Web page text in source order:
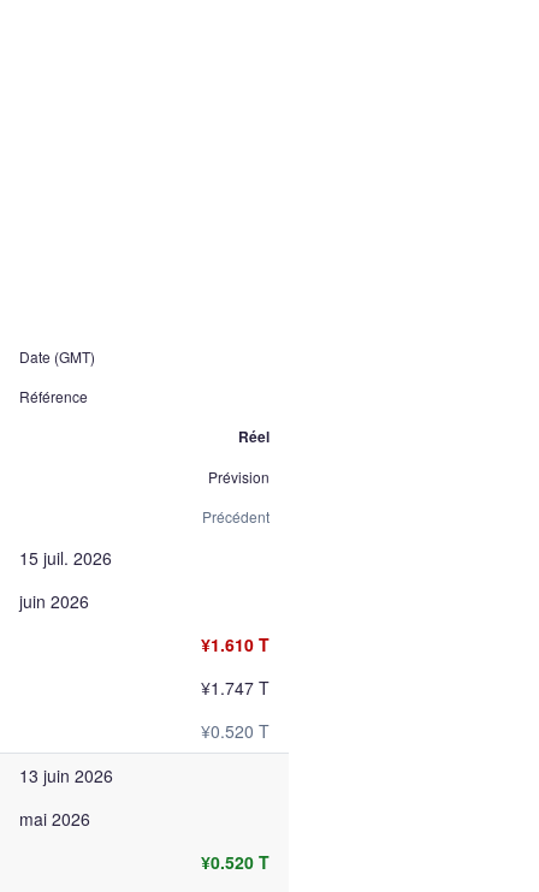
Date (GMT)
Référence
Réel
Prévision
Précédent
15 juil. 2026
juin 2026
¥1.610 T
¥1.747 T
¥0.520 T
13 juin 2026
mai 2026
¥0.520 T